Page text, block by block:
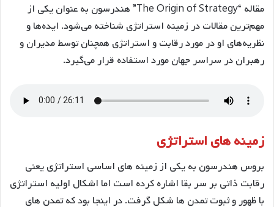
مقاله “The Origin of Strategy” هندرسون به عنوان یکی از
مهم‌ترین مقالات در زمینه استراتژی شناخته می‌شود. ایده‌ها و
نظریه‌های او در مورد رقابت و استراتژی همچنان توسط مدیران و
رهبران در سراسر جهان مورد استفاده قرار می‌گیرد.
زمینه های استراتژی
بروس هندرسون به یکی از زمینه های اساسی استراتژی یعنی
رقابت ذاتی بر سر بقا اشاره کرده است اما اشکال اولیه استراتژی
با ظهور و ثبوت تمدن ها شکل گرفت. در اینجا بود که تمدن های